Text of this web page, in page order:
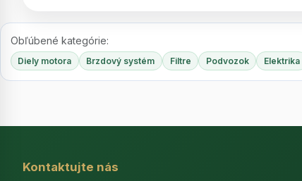
Obľúbené kategórie:
Diely motora Brzdový systém Filtre Podvozok Elektrika
Kontaktujte nás